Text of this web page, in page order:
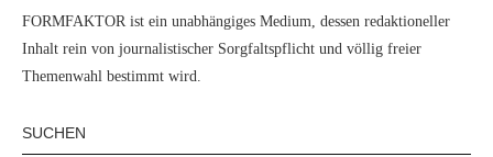
FORMFAKTOR ist ein unabhängiges Medium, dessen redaktioneller
Inhalt rein von journalistischer Sorgfaltspflicht und völlig freier
Themenwahl bestimmt wird.
SUCHEN